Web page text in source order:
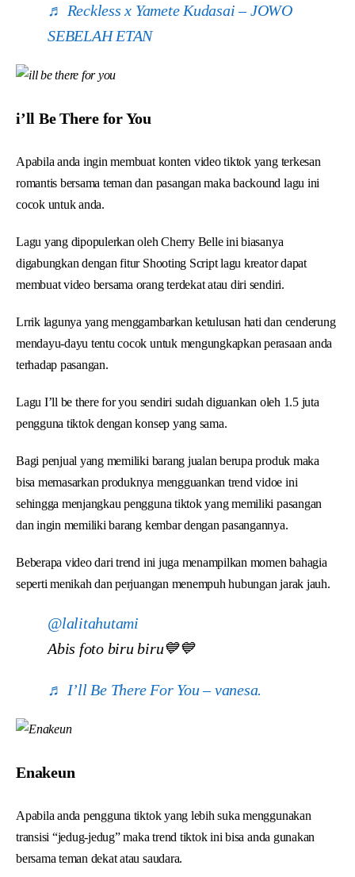
♬ Reckless x Yamete Kudasai – JOWO
SEBELAH ETAN
i’ll Be There for You
Apabila anda ingin membuat konten video tiktok yang terkesan
romantis bersama teman dan pasangan maka backound lagu ini
cocok untuk anda.
Lagu yang dipopulerkan oleh Cherry Belle ini biasanya
digabungkan dengan fitur Shooting Script lagu kreator dapat
membuat video bersama orang terdekat atau diri sendiri.
Lrrik lagunya yang menggambarkan ketulusan hati dan cenderung
mendayu-dayu tentu cocok untuk mengungkapkan perasaan anda
terhadap pasangan.
Lagu I’ll be there for you sendiri sudah diguankan oleh 1.5 juta
pengguna tiktok dengan konsep yang sama.
Bagi penjual yang memiliki barang jualan berupa produk maka
bisa memasarkan produknya mengguankan trend vidoe ini
sehingga menjangkau pengguna tiktok yang memiliki pasangan
dan ingin memiliki barang kembar dengan pasangannya.
Beberapa video dari trend ini juga menampilkan momen bahagia
seperti menikah dan perjuangan menempuh hubungan jarak jauh.
@lalitahutami
Abis foto biru biru💙💙
♬ I’ll Be There For You – vanesa.
Enakeun
Apabila anda pengguna tiktok yang lebih suka menggunakan
transisi “jedug-jedug” maka trend tiktok ini bisa anda gunakan
bersama teman dekat atau saudara.